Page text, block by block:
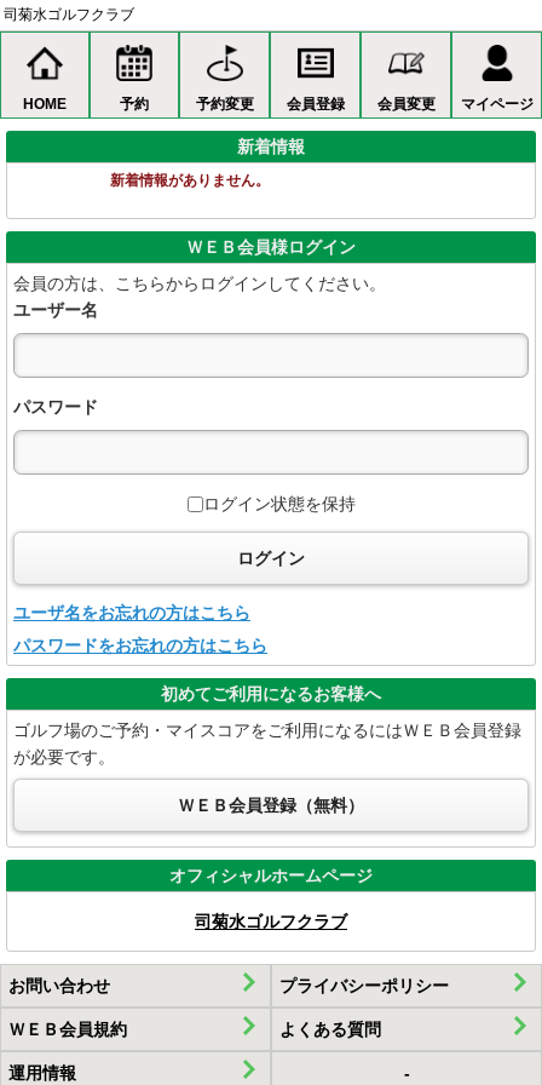
<司菊水ゴルフクラブ>オンライン予約
司菊水ゴルフクラブ
HOME 予約 予約変更 会員登録 会員変更 マイページ
新着情報
新着情報がありません。
ＷＥＢ会員様ログイン
会員の方は、こちらからログインしてください。
ユーザー名
パスワード
ログイン状態を保持
ログイン
ユーザ名をお忘れの方はこちら
パスワードをお忘れの方はこちら
初めてご利用になるお客様へ
ゴルフ場のご予約・マイスコアをご利用になるにはＷＥＢ会員登録
が必要です。
ＷＥＢ会員登録（無料）
オフィシャルホームページ
司菊水ゴルフクラブ
お問い合わせ プライバシーポリシー
ＷＥＢ会員規約 よくある質問
運用情報 -
HOME ゴルフ予約 予約の確認
プライバシーポリシー
また、当ゴルフ場をご利用されるお客様の情報の機密性および安全
（２）当ゴルフ場が取り扱う不動産物件に関連するその他の当事者
1.当ゴルフ場は、お客様の個人情報を保護するため、個人情報保護
3.当ゴルフ場は、お客様と当ゴルフ場との間で合意された場合また
4.当ゴルフ場は、人種、宗教、信条、民族、門地、本籍地、肉体的